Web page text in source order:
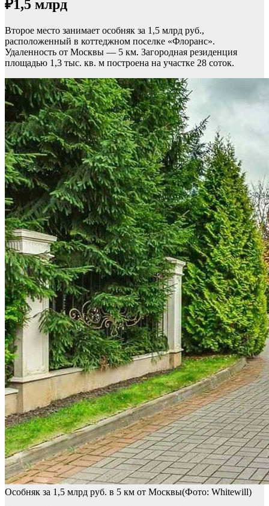
₽1,5 млрд
Второе место занимает особняк за 1,5 млрд руб.,
расположенный в коттеджном поселке «Флоранс».
Удаленность от Москвы — 5 км. Загородная резиденция
площадью 1,3 тыс. кв. м построена на участке 28 соток.
Особняк за 1,5 млрд руб. в 5 км от Москвы(Фото: Whitewill)